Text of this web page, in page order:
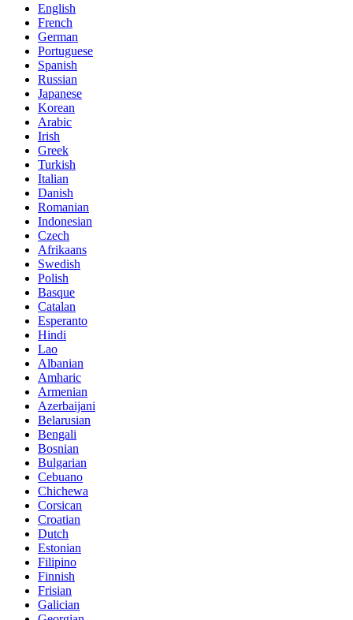
English
French
German
Portuguese
Spanish
Russian
Japanese
Korean
Arabic
Irish
Greek
Turkish
Italian
Danish
Romanian
Indonesian
Czech
Afrikaans
Swedish
Polish
Basque
Catalan
Esperanto
Hindi
Lao
Albanian
Amharic
Armenian
Azerbaijani
Belarusian
Bengali
Bosnian
Bulgarian
Cebuano
Chichewa
Corsican
Croatian
Dutch
Estonian
Filipino
Finnish
Frisian
Galician